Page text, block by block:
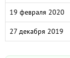
19 февраля 2020
27 декабря 2019